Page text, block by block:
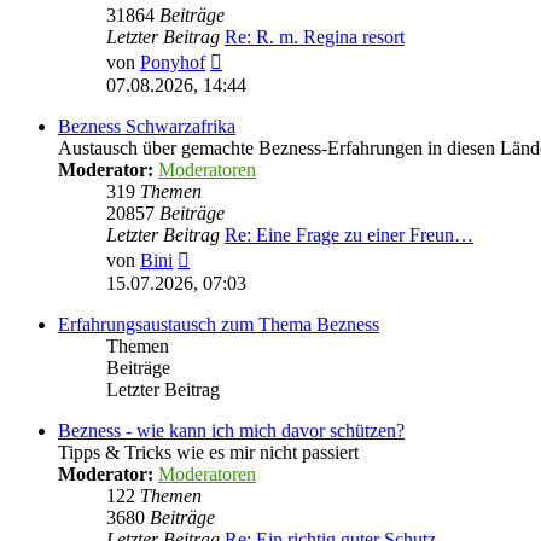
31864 Beiträge
Letzter Beitrag Re: R. m. Regina resort
von Ponyhof
Beitrag
07.08.2026, 14:44
Bezness Schwarzafrika
Austausch über gemachte Bezness-Erfahrungen in diesen
Moderator: Moderatoren
319 Themen
20857 Beiträge
Letzter Beitrag Re: Eine Frage zu einer Freun…
von Bini
Beitrag
15.07.2026, 07:03
Erfahrungsaustausch zum Thema Bezness
Themen
Beiträge
Letzter Beitrag
Bezness - wie kann ich mich davor schützen?
Tipps & Tricks wie es mir nicht passiert
Moderator: Moderatoren
122 Themen
3680 Beiträge